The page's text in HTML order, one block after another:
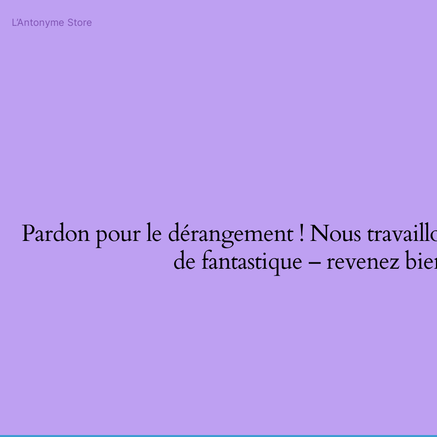
L’Antonyme Store
Pardon pour le dérangement ! Nous
de fantastique – revenez